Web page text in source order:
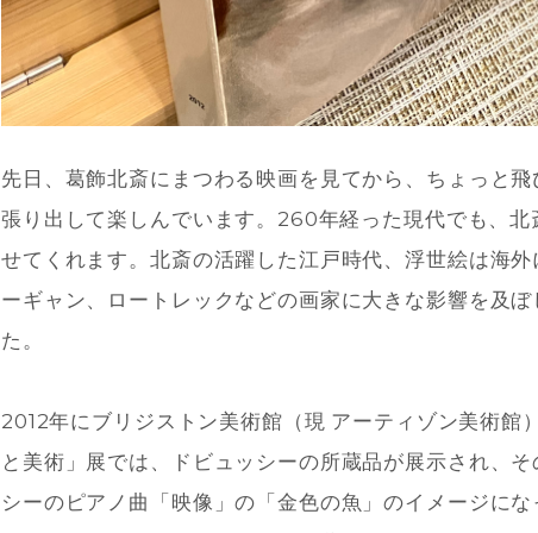
先日、葛飾北斎にまつわる映画を見てから、ちょっと
張り出して楽しんでいます。260年経った現代でも、
せてくれます。北斎の活躍した江戸時代、浮世絵は海
ーギャン、ロートレックなどの画家に大きな影響を及
た。
2012年にブリジストン美術館（現 アーティゾン美術館
と美術」展では、ドビュッシーの所蔵品が展示され、
シーのピアノ曲「映像」の「金色の魚」のイメージに